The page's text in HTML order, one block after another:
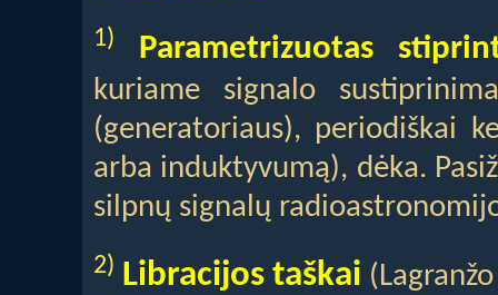
1) Parametrizuotas
kuriame signalo
(generatoriaus), periodiškai
arba induktyvumą), dėka.
silpnų signalų
2) Libracijos taškai